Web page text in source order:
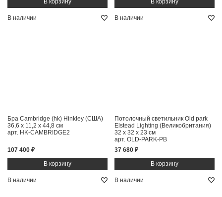
В наличии
Бра Cambridge (hk) Hinkley (США)
36,6 x 11,2 x 44,8 см
арт. HK-CAMBRIDGE2
107 400 ₽
В наличии
Потолочный светильник Old park
Elstead Lighting (Великобритания)
32 x 32 x 23 см
арт. OLD-PARK-PB
37 680 ₽
В наличии В наличии